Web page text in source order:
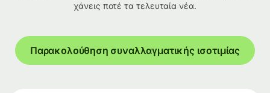
χάνεις ποτέ τα τελευταία νέα.
Παρακολούθηση συναλλαγματικής ισοτιμίας